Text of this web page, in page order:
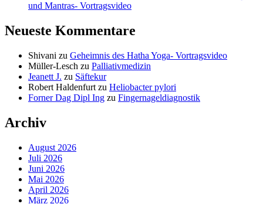
und Mantras- Vortragsvideo
Neueste Kommentare
Shivani zu Geheimnis des Hatha Yoga- Vortragsvideo
Müller-Lesch zu Palliativmedizin
Jeanett J. zu Säftekur
Robert Haldenfurt zu Heliobacter pylori
Forner Dag Dipl Ing zu Fingernageldiagnostik
Archiv
August 2026
Juli 2026
Juni 2026
Mai 2026
April 2026
März 2026